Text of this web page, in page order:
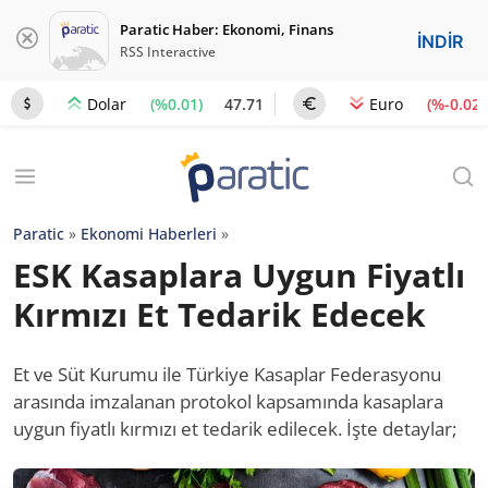
Paratic Haber: Ekonomi, Finans
RSS Interactive İNDİR
Dolar (%0.01) 47.71 Euro (%-0.02)
Paratic » Ekonomi Haberleri »
ESK Kasaplara Uygun Fiyatlı
Kırmızı Et Tedarik Edecek
Et ve Süt Kurumu ile Türkiye Kasaplar Federasyonu
arasında imzalanan protokol kapsamında kasaplara
uygun fiyatlı kırmızı et tedarik edilecek. İşte detaylar;